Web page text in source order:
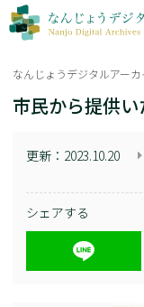
なんじょうデジタルアー
市民から提供
更新： 2023.10.20
シェアする